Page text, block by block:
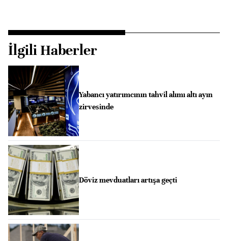
İlgili Haberler
Yabancı yatırımcının tahvil alımı altı ayın
zirvesinde
Döviz mevduatları artışa geçti